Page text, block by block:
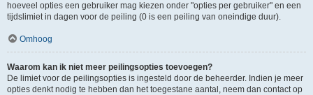
hoeveel opties een gebruiker mag kiezen onder "opties per gebruiker" en een
tijdslimiet in dagen voor de peiling (0 is een peiling van oneindige duur).
Omhoog
Waarom kan ik niet meer peilingsopties toevoegen?
De limiet voor de peilingsopties is ingesteld door de beheerder. Indien je meer
opties denkt nodig te hebben dan het toegestane aantal, neem dan contact op